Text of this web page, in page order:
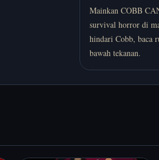
Mainkan COBB
survival horror di
hindari Cobb, baca
bawah tekanan.